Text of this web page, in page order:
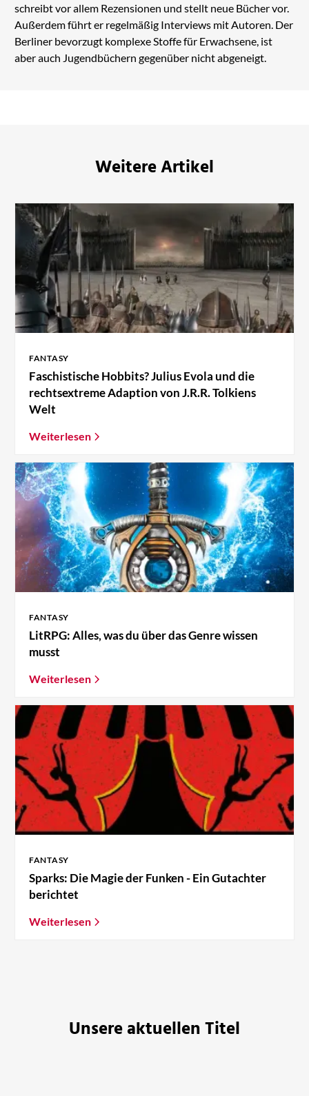
schreibt vor allem Rezensionen und stellt neue Bücher vor.
Außerdem führt er regelmäßig Interviews mit Autoren. Der
Berliner bevorzugt komplexe Stoffe für Erwachsene, ist
aber auch Jugendbüchern gegenüber nicht abgeneigt.
Weitere Artikel
FANTASY
Faschistische Hobbits? Julius Evola und die
rechtsextreme Adaption von J.R.R. Tolkiens
Welt
Weiterlesen
FANTASY
LitRPG: Alles, was du über das Genre wissen
musst
Weiterlesen
FANTASY
Sparks: Die Magie der Funken - Ein Gutachter
berichtet
Weiterlesen
Unsere aktuellen Titel